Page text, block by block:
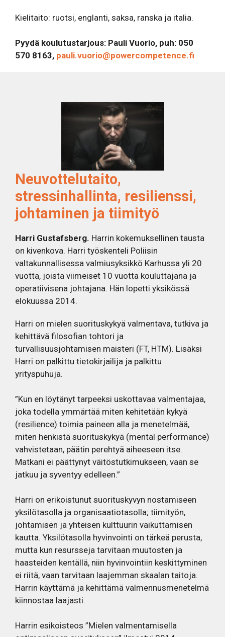
Kielitaito: ruotsi, englanti, saksa, ranska ja italia.
Pyydä koulutustarjous: Pauli Vuorio, puh: 050
570 8163, pauli.vuorio@powercompetence.fi
Neuvottelutaito,
stressinhallinta, resilienssi,
johtaminen ja tiimityö
Harri Gustafsberg. Harrin kokemuksellinen tausta
on kivenkova. Harri työskenteli Poliisin
valtakunnallisessa valmiusyksikkö Karhussa yli 20
vuotta, joista viimeiset 10 vuotta kouluttajana ja
operatiivisena johtajana. Hän lopetti yksikössä
elokuussa 2014.
Harri on mielen suorituskykyä valmentava, tutkiva ja
kehittävä filosofian tohtori ja
turvallisuusjohtamisen maisteri (FT, HTM). Lisäksi
Harri on palkittu tietokirjailija ja palkittu
yrityspuhuja.
”Kun en löytänyt tarpeeksi uskottavaa valmentajaa,
joka todella ymmärtää miten kehitetään kykyä
(resilience) toimia paineen alla ja menetelmää,
miten henkistä suorituskykyä (mental performance)
vahvistetaan, päätin perehtyä aiheeseen itse.
Matkani ei päättynyt väitöstutkimukseen, vaan se
jatkuu ja syventyy edelleen.”
Harri on erikoistunut suorituskyvyn nostamiseen
yksilötasolla ja organisaatiotasolla; tiimityön,
johtamisen ja yhteisen kulttuurin vaikuttamisen
kautta. Yksilötasolla hyvinvointi on tärkeä perusta,
mutta kun resursseja tarvitaan muutosten ja
haasteiden kentällä, niin hyvinvointiin keskittyminen
ei riitä, vaan tarvitaan laajemman skaalan taitoja.
Harrin käyttämä ja kehittämä valmennusmenetelmä
kiinnostaa laajasti.
Harrin esikoisteos ”Mielen valmentamisella